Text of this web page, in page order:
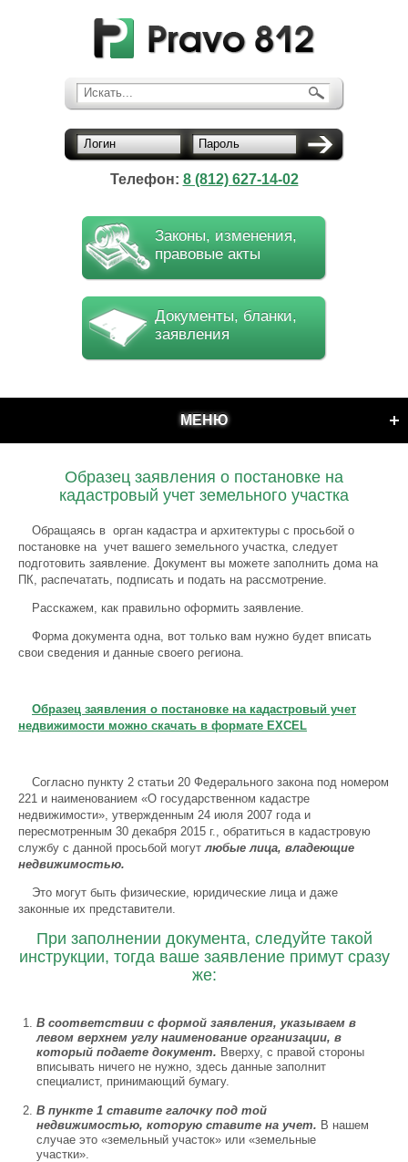
Искать...
Логин Пароль
Телефон: 8 (812) 627-14-02
Законы, изменения,
правовые акты
Документы, бланки,
заявления
МЕНЮ
Образец заявления о постановке на
кадастровый учет земельного участка
Обращаясь в орган кадастра и архитектуры с просьбой о
постановке на учет вашего земельного участка, следует
подготовить заявление. Документ вы можете заполнить дома на
ПК, распечатать, подписать и подать на рассмотрение.
Расскажем, как правильно оформить заявление.
Форма документа одна, вот только вам нужно будет вписать
свои сведения и данные своего региона.
Образец заявления о постановке на кадастровый учет
недвижимости можно скачать в формате EXCEL
Согласно пункту 2 статьи 20 Федерального закона под номером
221 и наименованием «О государственном кадастре
недвижимости», утвержденным 24 июля 2007 года и
пересмотренным 30 декабря 2015 г., обратиться в кадастровую
службу с данной просьбой могутлюбые лица, владеющие
недвижимостью.
Это могут быть физические, юридические лица и даже
законные их представители.
При заполнении документа, следуйте такой
инструкции, тогда ваше заявление примут сразу
же:
В соответствии с формой заявления, указываем в
левом верхнем углу наименование организации, в
который подаете документ. Вверху, с правой стороны
вписывать ничего не нужно, здесь данные заполнит
специалист, принимающий бумагу.
В пункте 1 ставите галочку под той
недвижимостью, которую ставите на учет. В нашем
случае это «земельный участок» или «земельные
участки».